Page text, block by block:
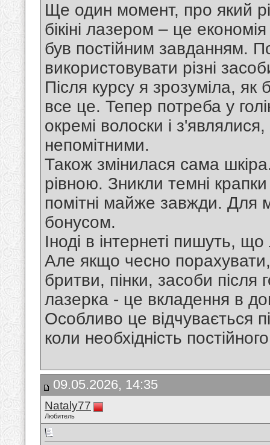
Ще один момент, про який
бікіні лазером – це
був постійним завданням.
використовувати різні
Після курсу я зрозуміла,
все це. Тепер потреба у
окремі волоски і
непомітними.
Також змінилася сама
рівною. Зникли темні крапки
помітні майже завжди.
бонусом.
Іноді в інтернеті пишуть,
Але якщо чесно
бритви, пінки, засоби після
лазерка - це вкладення в
Особливо це відчувається
коли необхідність
09.05.2026, 14:35
Nataly77
Любитель